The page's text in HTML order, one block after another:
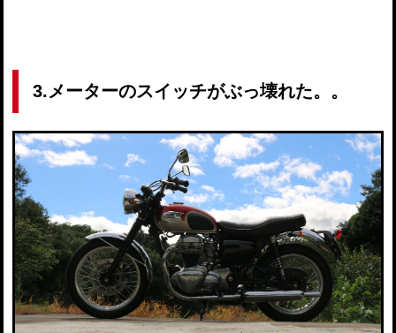
3.メーターのスイッチがぶっ壊れた。。